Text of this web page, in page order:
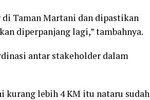
Taman Martani dan dipastikan
diperpanjang lagi,” tambahnya.
antar stakeholder dalam
kurang lebih 4 KM itu nataru sudah